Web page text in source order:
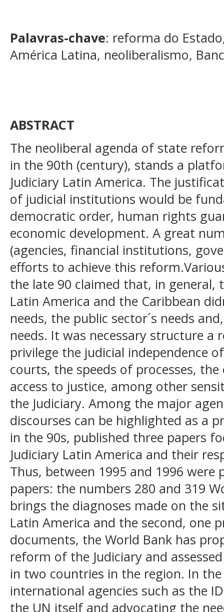
Palavras-chave: reforma do
América Latina, neoliberalismo,
ABSTRACT
The neoliberal agenda of state
in the 90th (century), stands a
Judiciary Latin America. The
of judicial institutions would be
democratic order, human rights
economic development. A great
(agencies, financial institutions,
efforts to achieve this
the late 90 claimed that, in
Latin America and the Caribbean
needs, the public sector´s needs
needs. It was necessary structure
privilege the judicial independence
courts, the speeds of processes,
access to justice, among other
the Judiciary. Among the major
discourses can be highlighted as a
in the 90s, published three papers
Judiciary Latin America and their
Thus, between 1995 and 1996
papers: the numbers 280 and 319
brings the diagnoses made on the
Latin America and the second, one
documents, the World Bank has
reform of the Judiciary and
in two countries in the region. In
international agencies such as the
the UN itself and advocating the